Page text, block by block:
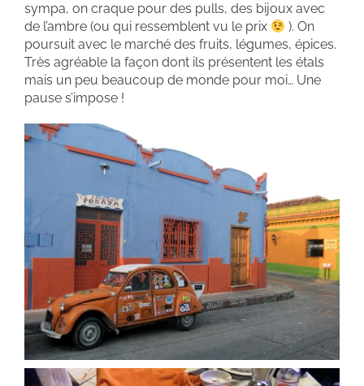
sympa, on craque pour des pulls, des bijoux avec
de l’ambre (ou qui ressemblent vu le prix
). On
poursuit avec le marché des fruits, légumes, épices.
Très agréable la façon dont ils présentent les étals
mais un peu beaucoup de monde pour moi… Une
pause s’impose !